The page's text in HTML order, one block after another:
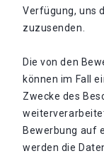
Verfügung, uns
zuzusenden.
Die von den
können im Fall
Zwecke des
Bewerbung auf
werden die